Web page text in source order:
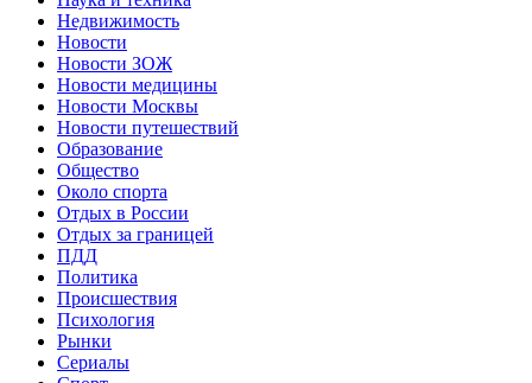
Недвижимость
Новости
Новости ЗОЖ
Новости медицины
Новости Москвы
Новости путешествий
Образование
Общество
Около спорта
Отдых в России
Отдых за границей
ПДД
Политика
Происшествия
Психология
Рынки
Сериалы